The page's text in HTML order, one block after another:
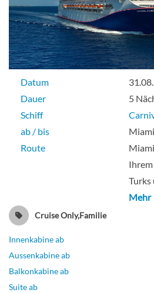
Empress-Deck
Balkonkabine
Kabine mit großem Balkon und
nach hinten-[8N]
Balkonkabine
Cloud 9 Spa Balkonkabine-[8P]
Datum
Dauer
5
Schiff
ab / bis
Route
Turks
Mehr
Cruise Only,Familie
Innenkabine ab
Aussenkabine ab
Balkonkabine ab
Suite ab